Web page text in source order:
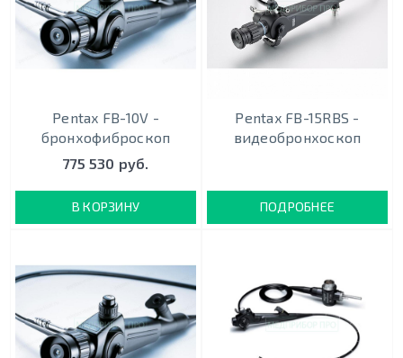
Pentax FB-10V -
бронхофиброскоп
775 530 руб.
В КОРЗИНУ
Pentax FB-15RBS -
видеобронхоскоп
ПОДРОБНЕЕ